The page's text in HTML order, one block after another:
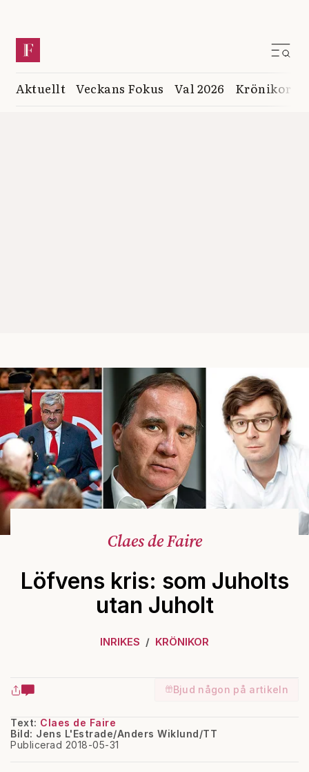
Aktuellt Veckans Fokus Val 2026 Krönikor
Claes de Faire
Löfvens kris: som Juholts
utan Juholt
INRIKES KRÖNIKOR
Bjud någon på artikeln
Text: Claes de Faire
Publicerad 2018-05-31
Bild: Jens L'Estrade/Anders Wiklund/TT